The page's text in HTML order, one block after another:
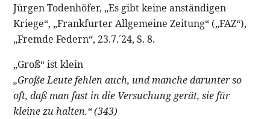
Jürgen Todenhöfer, „Es gibt keine anständigen
Kriege“, „Frankfurter Allgemeine Zeitung“ („FAZ“),
„Fremde Federn“, 23.7.´24, S. 8.
„Groß“ ist klein
„Große Leute fehlen auch, und manche darunter so
oft, daß man fast in die Versuchung gerät, sie für
kleine zu halten.“ (343)